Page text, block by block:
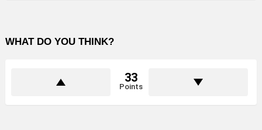
WHAT DO YOU THINK?
33
Points